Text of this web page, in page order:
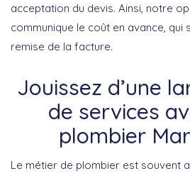
acceptation du devis. Ainsi, notre
communique le coût en avance,
remise de la facture.
Jouissez d’une
de services
plombier
Le métier de plombier est souvent